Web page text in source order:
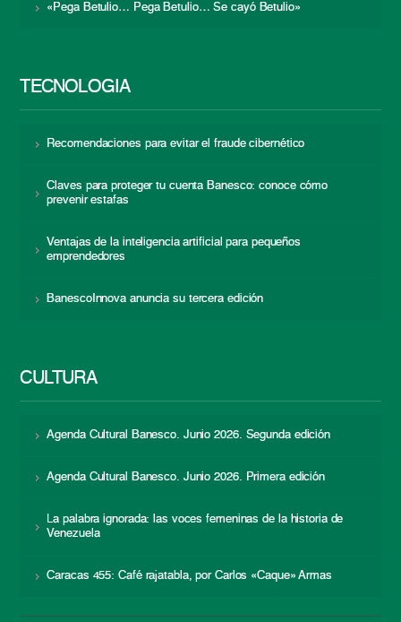
«Pega Betulio… Pega Betulio… Se cayó Betulio»
TECNOLOGÍA
Recomendaciones para evitar el fraude cibernético
Claves para proteger tu cuenta Banesco: conoce cómo
prevenir estafas
Ventajas de la inteligencia artificial para pequeños
emprendedores
BanescoInnova anuncia su tercera edición
CULTURA
Agenda Cultural Banesco. Junio 2026. Segunda edición
Agenda Cultural Banesco. Junio 2026. Primera edición
La palabra ignorada: las voces femeninas de la historia de
Venezuela
Caracas 455: Café rajatabla, por Carlos «Caque» Armas